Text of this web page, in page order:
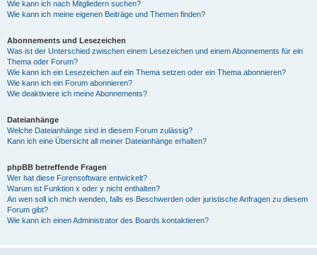
Wie kann ich nach Mitgliedern suchen?
Wie kann ich meine eigenen Beiträge und Themen finden?
Abonnements und Lesezeichen
Was ist der Unterschied zwischen einem Lesezeichen und einem Abonnements für ein
Thema oder Forum?
Wie kann ich ein Lesezeichen auf ein Thema setzen oder ein Thema abonnieren?
Wie kann ich ein Forum abonnieren?
Wie deaktiviere ich meine Abonnements?
Dateianhänge
Welche Dateianhänge sind in diesem Forum zulässig?
Kann ich eine Übersicht all meiner Dateianhänge erhalten?
phpBB betreffende Fragen
Wer hat diese Forensoftware entwickelt?
Warum ist Funktion x oder y nicht enthalten?
An wen soll ich mich wenden, falls es Beschwerden oder juristische Anfragen zu diesem
Forum gibt?
Wie kann ich einen Administrator des Boards kontaktieren?